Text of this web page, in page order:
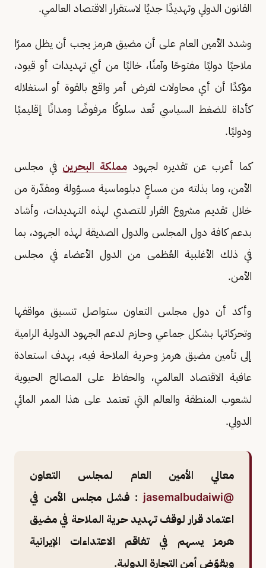
القانون الدولي وتهديدًا جديًا لاستقرار الاقتصاد العالمي.
وشدد الأمين العام على أن مضيق هرمز يجب أن يظل ممرًا
ملاحيًا دوليًا مفتوحًا وآمنًا، خاليًا من أي تهديدات أو قيود،
مؤكدًا أن أي محاولات لفرض أمر واقع بالقوة أو استغلاله
كأداة للضغط السياسي تُعد سلوكًا مرفوضًا ومدانًا إقليميًا
ودوليًا.
كما أعرب عن تقديره لجهودمملكة البحرين في مجلس
الأمن، وما بذلته من مساعٍ دبلوماسية مسؤولة ومقدّرة من
خلال تقديم مشروع القرار للتصدي لهذه التهديدات، وأشاد
بدعم كافة دول المجلس والدول الصديقة لهذه الجهود، بما
في ذلك الأغلبية العُظمى من الدول الأعضاء في مجلس
الأمن.
وأكد أن دول مجلس التعاون ستواصل تنسيق مواقفها
وتحركاتها بشكل جماعي وحازم لدعم الجهود الدولية الرامية
إلى تأمين مضيق هرمز وحرية الملاحة فيه، بهدف استعادة
عافية الاقتصاد العالمي، والحفاظ على المصالح الحيوية
لشعوب المنطقة والعالم التي تعتمد على هذا الممر المائي
الدولي.
معالي الأمين العام لمجلس التعاون
@jasemalbudaiwi
: فشل مجلس الأمن في
اعتماد قرار لوقف تهديد حرية الملاحة في مضيق
هرمز يسهم في تفاقم الاعتداءات الإيرانية
ويقوّض أمن التجارة الدولية.